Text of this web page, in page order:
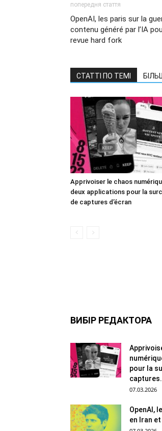
попередня стаття
OpenAI, les paris sur la
contenu généré par l’IA
revue hard fork
СТАТТІ ПО ТЕМІ
Apprivoiser le chaos
deux applications pour la
de captures d’écran
ВИБІР РЕДАКТОРА
pour la
07.03.2026
OpenAI,
en Iran